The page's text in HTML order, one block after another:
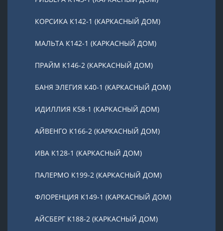
КОРСИКА К142-1 (КАРКАСНЫЙ ДОМ)
МАЛЬТА К142-1 (КАРКАСНЫЙ ДОМ)
ПРАЙМ К146-2 (КАРКАСНЫЙ ДОМ)
БАНЯ ЭЛЕГИЯ К40-1 (КАРКАСНЫЙ ДОМ)
ИДИЛЛИЯ К58-1 (КАРКАСНЫЙ ДОМ)
АЙВЕНГО К166-2 (КАРКАСНЫЙ ДОМ)
ИВА К128-1 (КАРКАСНЫЙ ДОМ)
ПАЛЕРМО К199-2 (КАРКАСНЫЙ ДОМ)
ФЛОРЕНЦИЯ К149-1 (КАРКАСНЫЙ ДОМ)
АЙСБЕРГ К188-2 (КАРКАСНЫЙ ДОМ)